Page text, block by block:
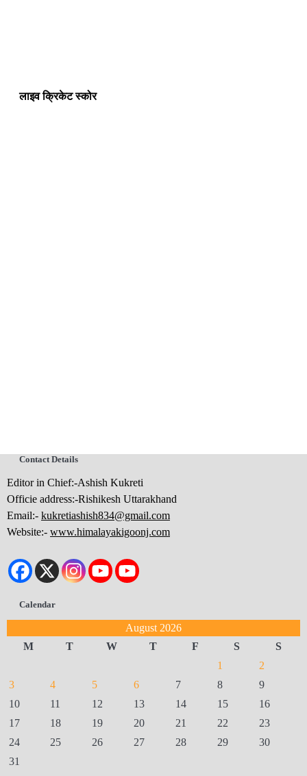
लाइव क्रिकेट स्कोर
Contact Details
Editor in Chief:-Ashish Kukreti
Officie address:-Rishikesh Uttarakhand
Email:- kukretiashish834@gmail.com
Website:- www.himalayakigoonj.com
Calendar
August 2026
M
T W T F S
S
1
2
3
4 5 6 7 8
9
10
11 12 13 14 15
16
17
18 19 20 21 22
23
24
25 26 27 28 29
30
31